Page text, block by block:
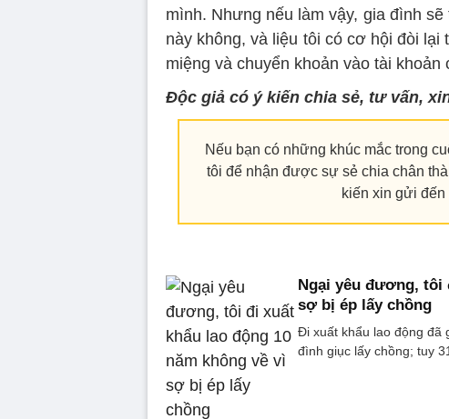
mình. Nhưng nếu làm vậy, gia đình
này không, và liệu tôi có cơ hội đòi
miệng và chuyển khoản vào tài khoản
Độc giả có ý kiến chia sẻ, tư vấn,
Nếu bạn có những khúc mắc trong
tôi để nhận được sự sẻ chia chân
kiến xin gửi đến
Ngại yêu đương, tôi
sợ bị ép lấy chồng
Đi xuất khẩu lao động đã
đình giục lấy chồng; tuy